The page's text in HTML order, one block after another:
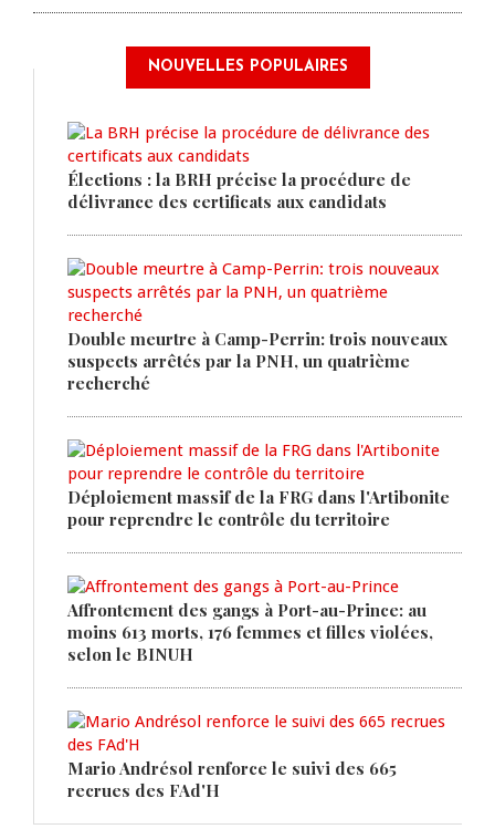
NOUVELLES POPULAIRES
Élections : la BRH précise la procédure de
délivrance des certificats aux candidats
Double meurtre à Camp-Perrin: trois nouveaux
suspects arrêtés par la PNH, un quatrième
recherché
Déploiement massif de la FRG dans l'Artibonite
pour reprendre le contrôle du territoire
Affrontement des gangs à Port-au-Prince: au
moins 613 morts, 176 femmes et filles violées,
selon le BINUH
Mario Andrésol renforce le suivi des 665
recrues des FAd'H